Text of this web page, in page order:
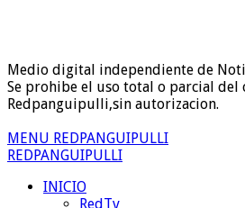
Medio digital independiente de
Se prohibe el uso total o parcial del
Redpanguipulli,sin autorizacion.
MENU REDPANGUIPULLI
REDPANGUIPULLI
INICIO
RedTv